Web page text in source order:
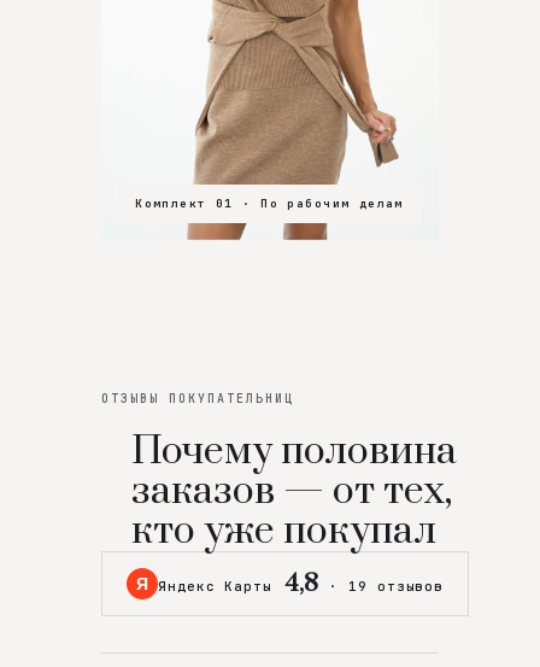
Комплект 01 · По рабочим делам
Комплект 02 · В зал
Комплект 03 · На особенный вечер
ОТЗЫВЫ ПОКУПАТЕЛЬНИЦ
Почему половина
заказов — от тех,
кто уже покупал
Я Яндекс Карты 4,8 · 19 отзывов